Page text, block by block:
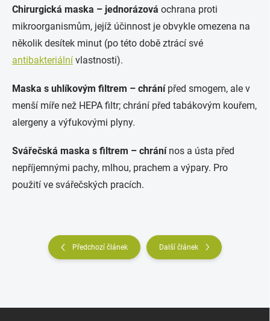
Chirurgická maska – jednorázová ochrana proti
mikroorganismům, jejíž účinnost je obvykle omezena na
několik desítek minut (po této době ztrácí své
antibakteriální vlastnosti).
Maska s uhlíkovým filtrem – chránípřed smogem, ale v
menší míře než HEPA filtr; chrání před tabákovým kouřem,
alergeny a výfukovými plyny.
Svářečská maska s filtrem – chránínos a ústa před
nepříjemnými pachy, mlhou, prachem a výpary. Pro
použití ve svářečských pracích.
Předchozí článek Další článek